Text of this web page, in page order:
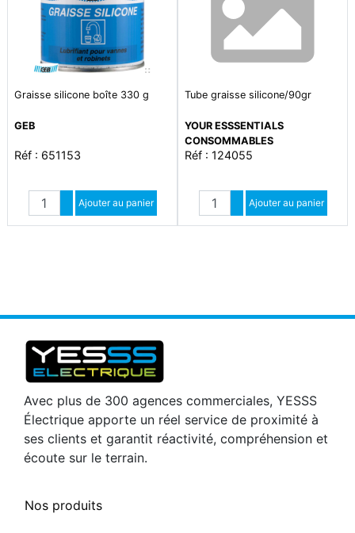
Graisse silicone boîte 330 g
GEB
Réf : 651153
Quantité
Augmenter quantité
Diminuer quantité
Ajouter au panier
Tube graisse silicone/90gr
YOUR ESSSENTIALS
CONSOMMABLES
Réf : 124055
Quantité
Augmenter quantité
Diminuer quantité
Ajouter au panier
Avec plus de 300 agences commerciales, YESSS
Électrique apporte un réel service de proximité à
ses clients et garantit réactivité, compréhension et
écoute sur le terrain.
Nos produits